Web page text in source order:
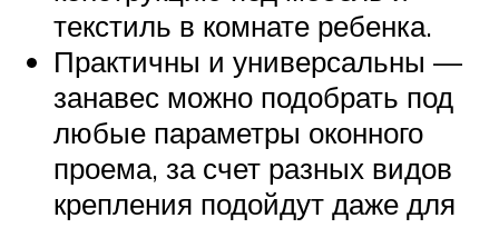
текстиль в комнате ребенка.
Практичны и универсальны —
занавес можно подобрать под
любые параметры оконного
проема, за счет разных видов
крепления подойдут даже для